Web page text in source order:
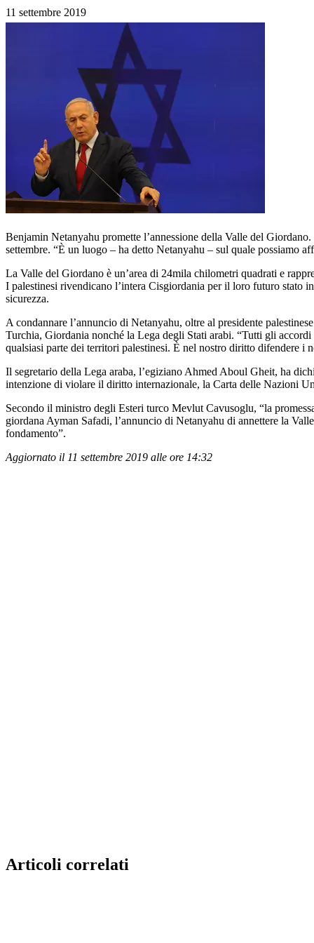
11 settembre 2019
Benjamin Netanyahu promette l’annessione della Valle del
settembre. “È un luogo – ha detto Netanyahu – sul quale possiamo
La Valle del Giordano è un’area di 24mila chilometri quadrati e
I palestinesi rivendicano l’intera Cisgiordania per il loro futuro stato
sicurezza.
A condannare l’annuncio di Netanyahu, oltre al presidente
Turchia, Giordania nonché la Lega degli Stati arabi. “Tutti gli
qualsiasi parte dei territori palestinesi. È nel nostro diritto difendere
Il segretario della Lega araba, l’egiziano Ahmed Aboul Gheit, ha
intenzione di violare il diritto internazionale, la Carta delle Nazioni
Secondo il ministro degli Esteri turco Mevlut Cavusoglu, “la
giordana Ayman Safadi, l’annuncio di Netanyahu di annettere la
fondamento”.
Aggiornato il 11 settembre 2019 alle ore 14:32
Articoli correlati